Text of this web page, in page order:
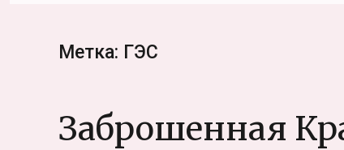
Метка: ГЭС
Заброшенная